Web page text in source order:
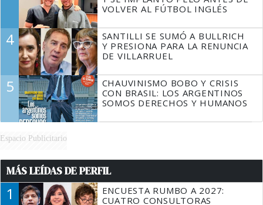
VOLVER AL FÚTBOL INGLÉS
4
SANTILLI SE SUMÓ A BULLRICH
Y PRESIONA PARA LA RENUNCIA
DE VILLARRUEL
5
CHAUVINISMO BOBO Y CRISIS
CON BRASIL: LOS ARGENTINOS
SOMOS DERECHOS Y HUMANOS
Espacio Publicitario
MÁS LEÍDAS DE PERFIL
1
ENCUESTA RUMBO A 2027:
CUATRO CONSULTORAS